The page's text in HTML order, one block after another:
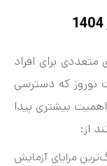
در ایام نوروز 1404 مزایای متعددی برای افراد
که دسترسی
بیشتری پیدا
از:
مزایای آزمایش